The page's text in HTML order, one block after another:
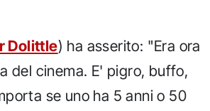
Dolittle) ha asserito: "Era ora
del cinema. E' pigro, buffo,
se uno ha 5 anni o 50